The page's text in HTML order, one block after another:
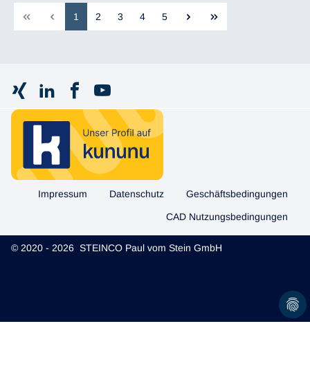
1 2 3 4 5
Impressum Datenschutz Geschäftsbedingungen
CAD Nutzungsbedingungen
© 2020 - 2026 STEINCO Paul vom Stein GmbH